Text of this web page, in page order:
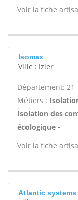
Voir la fiche
Isomax
Ville : Izier
Département: 21
Métiers :
Isolation des
écologique -
Voir la fiche
Atlantic systems